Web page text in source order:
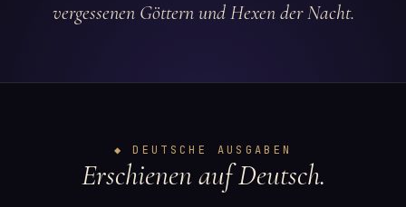
vergessenen Göttern und Hexen der Nacht.
◆ DEUTSCHE AUSGABEN
Erschienen auf Deutsch.